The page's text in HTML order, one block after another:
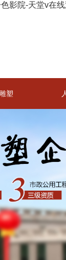
影院-天堂v在
塑